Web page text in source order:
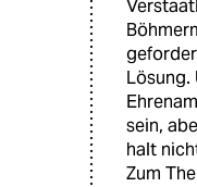
Lösung.
sein,
halt
Zum